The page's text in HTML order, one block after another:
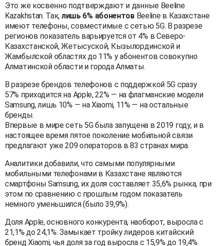
Это же косвенно подтверждают и данные Beeline
Kazakhstan. Так, лишь 6% абонентов Beeline в Казахстане
имеют телефоны, совместимые с сетью 5G. В разрезе
регионов показатель варьируется от 4% в Северо-
Казахстанской, Жетысуской, Кызылординской и
Жамбылской областях до 11% у абонентов совокупно
Алматинской области и города Алматы.
В разрезе брендов телефонов с поддержкой 5G сразу
57% приходится на Apple, 22% — на флагманские модели
Samsung, лишь 10% — на Xiaomi, 11% — на остальные
бренды.
Впервые в мире сеть 5G была запущена в 2019 году, и в
настоящее время пятое поколение мобильной связи
предлагают уже 209 операторов в 83 странах мира.
Аналитики добавили, что самыми популярными
мобильными телефонами в Казахстане являются
смартфоны Samsung, их доля составляет 35,6% рынка, при
этом по сравнению с прошлым годом показатель
немного уменьшился (было 39,9%).
Доля Apple, основного конкурента, наоборот, выросла с
21,1% до 24,1%. Замыкает тройку лидеров китайский
бренд Xiaomi, чья доля за год выросла с 15,9% до 19,4%